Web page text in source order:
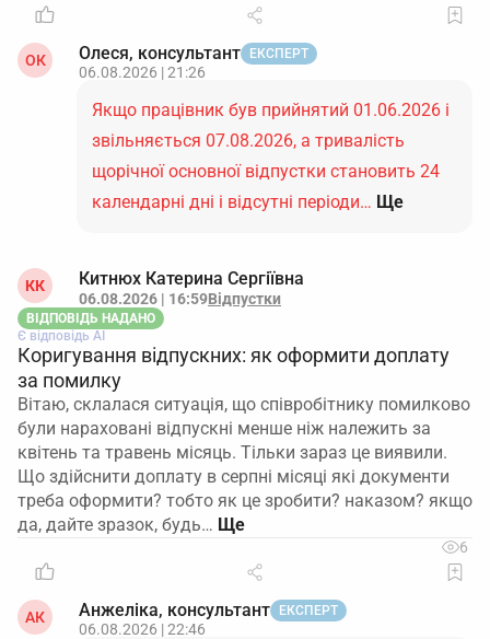
ОК Олеся, консультант ЕКСПЕРТ
06.08.2026 | 21:26
Якщо працівник був прийнятий 01.06.2026 і
звільняється 07.08.2026, а тривалість
щорічної основної відпустки становить 24
календарні дні і відсутні періоди… Ще
КК Китнюх Катерина Сергіївна
06.08.2026 | 16:59Відпустки
ВІДПОВІДЬ НАДАНО
Є відповідь АІ
Коригування відпускних: як оформити доплату
за помилку
Вітаю, склалася ситуація, що співробітнику помилково
були нараховані відпускні менше ніж належить за
квітень та травень місяць. Тільки зараз це виявили.
Що здійснити доплату в серпні місяці які документи
треба оформити? тобто як це зробити? наказом? якщо
да, дайте зразок, будь…
6
АК Анжеліка, консультант ЕКСПЕРТ
06.08.2026 | 22:46